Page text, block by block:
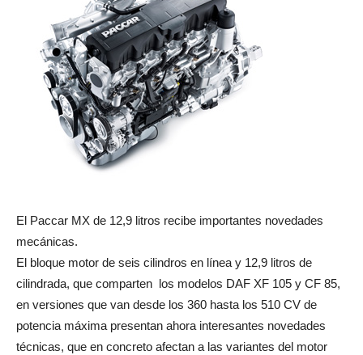
El Paccar MX de 12,9 litros recibe importantes novedades
mecánicas.
El bloque motor de seis cilindros en línea y 12,9 litros de
cilindrada, que comparten los modelos DAF XF 105 y CF 85,
en versiones que van desde los 360 hasta los 510 CV de
potencia máxima presentan ahora interesantes novedades
técnicas, que en concreto afectan a las variantes del motor